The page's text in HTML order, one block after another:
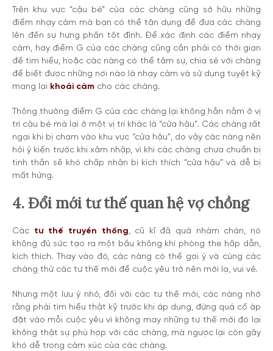
Trên khu vực “cậu bé” của các chàng cũng sở hữu những
điểm nhạy cảm mà bạn có thể tận dụng để đưa các chàng
lên đến sự hưng phấn tột đỉnh. Để xác định các điểm nhạy
cảm, hay điểm G của các chàng cũng cần phải có thời gian
để tìm hiểu, hoặc các nàng có thể tâm sự, chia sẻ với chàng
để biết được những nơi nào là nhạy cảm và sử dụng tuyệt kỹ
mang lại khoái cảm cho các chàng.
Thông thường điểm G của các chàng lại không hẳn nằm ở vị
trí cậu bé mà lại ở một vị trí khác là “cửa hậu”. Các chàng rất
ngại khi bị chạm vào khu vực “cửa hậu”, do vậy các nàng nên
hỏi ý kiến trước khi xâm nhập, vì khi các chàng chưa chuẩn bị
tinh thần sẽ khó chấp nhận bị kích thích “cửa hậu” và dễ bị
mất hứng.
4. Đổi mới tư thế quan hệ vợ chồng
Các tư thế truyền thống, cũ kĩ đã quá nhàm chán, nó
không đủ sức tạo ra một bầu không khí phòng the hấp dẫn,
kích thích. Thay vào đó, các nàng có thể gợi ý và cùng các
chàng thử các tư thế mới để cuộc yêu trở nên mới lạ, vui vẻ.
Nhưng một lưu ý nhỏ, đối với các tư thế mới, các nàng nhớ
rằng phải tìm hiểu thật kỹ trước khi áp dụng, đừng quá cố áp
đặt vào mỗi cuộc yêu vì không may những tư thế mới đó lại
không thật sự phù hợp với các chàng, mà ngược lại còn gây
khó dễ trong cảm xúc của các chàng.